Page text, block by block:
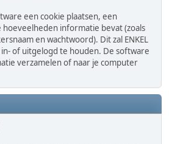
een cookie plaatsen, een
informatie bevat (zoals
en wachtwoord). Dit zal ENKEL
of uitgelogd te houden. De software
verzamelen of naar je computer